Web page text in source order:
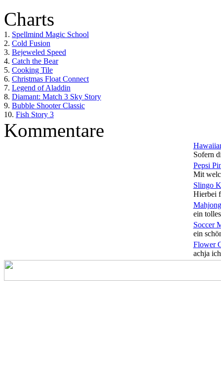
Charts
1. Spellmind Magic School
2. Cold Fusion
3. Bejeweled Speed
4. Catch the Bear
5. Cooking Tile
6. Christmas Float Connect
7. Legend of Aladdin
8. Diamant: Match 3 Sky Story
9. Bubble Shooter Classic
10. Fish Story 3
Kommentare
Sofern
Pepsi
Mit
Slingo
Hierbei
ein
Soccer
ein
Flower
achja